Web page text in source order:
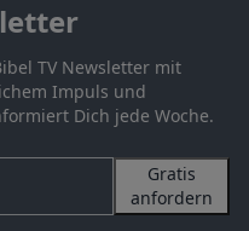
TV Newsletter mit
Impuls und
Dich jede Woche.
Gratis
anfordern